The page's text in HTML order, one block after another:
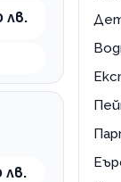
лв.
лв.